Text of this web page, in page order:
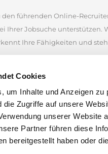
Cookies
um Inhalte und Anzeigen
die Zugriffe auf unsere
unserer Website
Partner führen diese
bereitgestellt haben oder
führenden Online-
Ihrer Jobsuche
Ihre Fähigkeiten und
Internetseiten und
Unternehmen aus
anhand von Stichworten
Stellenangeboten